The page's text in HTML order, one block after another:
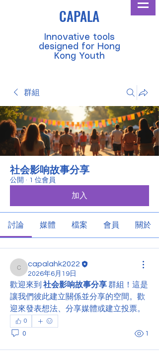
CAPALA
​Innovative tools
designed for Hong
Kong Youth
群組
社会影响故事分享
公開 · 1 位會員
加入
討論 媒體 檔案 會員 關於
capalahk2022
capalahk2022
2026年6月19日
歡迎來到 社会影响故事分享 群組！這是
讓我們彼此建立關係並分享的空間。歡
迎來發表想法、分享媒體或建立投票。
0
0 1